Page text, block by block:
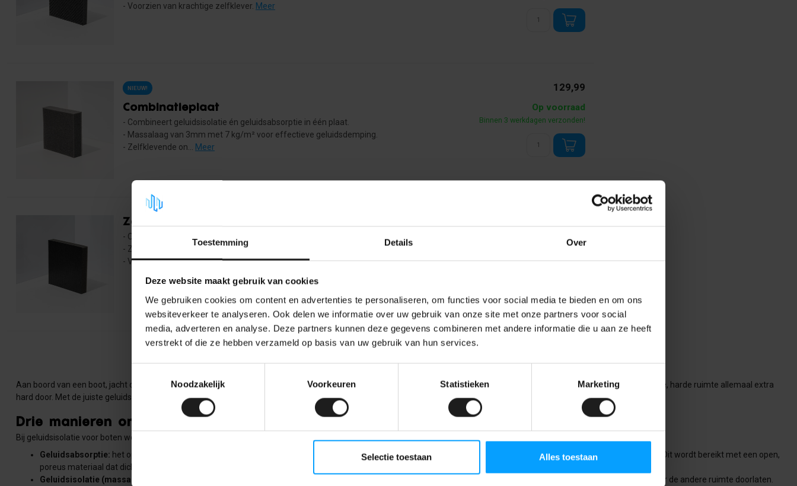
Toestemming Details Over
Deze website maakt gebruik van cookies
We gebruiken cookies om content en advertenties te personaliseren, om functies voor social media te bieden en om ons
websiteverkeer te analyseren. Ook delen we informatie over uw gebruik van onze site met onze partners voor social
media, adverteren en analyse. Deze partners kunnen deze gegevens combineren met andere informatie die u aan ze heeft
verstrekt of die ze hebben verzameld op basis van uw gebruik van hun services.
Noodzakelijk
Voorkeuren Statistieken Marketing
Selectie toestaan Alles toestaan
- Voorzien van krachtige zelfklever. Meer
NIEUW!
Combinatieplaat
- Combineert geluidsisolatie én geluidsabsorptie in één plaat.
- Massalaag van 3mm met 7 kg/m² voor effectieve geluidsdemping.
- Zelfklevende on...
Meer
129,99
Op voorraad
Binnen 3 werkdagen verzonden!
Zelfklevend polyetherschuim met PU toplaag - 60mm
- Opencellig polyetherschuim van hoogwaardige kwaliteit.
- Zwarte PU toplaag, welke het schuim beschermd tegen vuil, vocht en gassen.
- Voorzien van k...Meer
Op voorraad
werkdag verzonden!
Aan boord van een boot, jacht of schip is geluidsoverlast al snel merkbaar: de motor, apparatuur, de schroef en het geluid van water tegen de romp klinken in een relatief kleine, harde ruimte allemaal extra
hard door. Met de juiste geluidsisolatie maak je varen aanzienlijk comfortabeler, of het nu gaat om een motorboot, zeilboot, sloep of binnenvaartschip.
Drie manieren om geluid aan boord aan te pakken
Bij geluidsisolatie voor boten worden doorgaans drie verschillende technieken toegepast, elk met een eigen doel:
Geluidsabsorptie: het opvangen van geluidsgolven die al door de lucht bewegen, zodat reflecties en galm in een ruimte zoals de machinekamer of stuurhut afnemen. Dit wordt bereikt met een open,
poreus materiaal dat dicht bij de geluidsbron wordt aangebracht.
Geluidsisolatie (massa toevoegen):
het toevoegen van gewicht aan lichte wanden, luiken of vloeren, zodat deze minder makkelijk meetrillen en geluid van de ene naar de andere ruimte doorlaten.